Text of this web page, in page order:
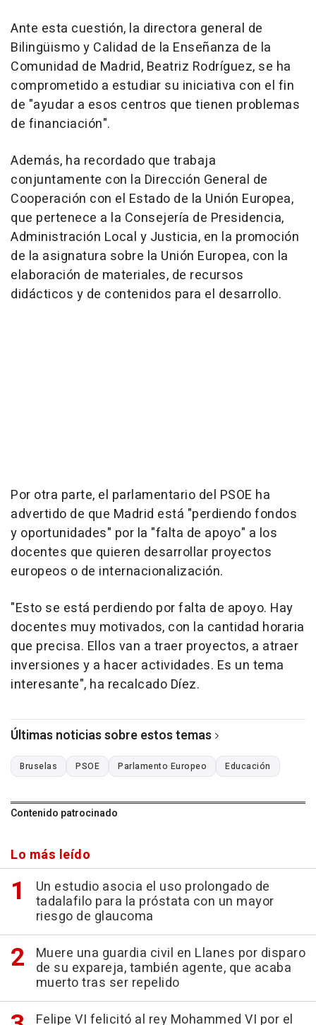
Ante esta cuestión, la directora general de
Bilingüismo y Calidad de la Enseñanza de la
Comunidad de Madrid, Beatriz Rodríguez, se ha
comprometido a estudiar su iniciativa con el fin
de "ayudar a esos centros que tienen problemas
de financiación".
Además, ha recordado que trabaja
conjuntamente con la Dirección General de
Cooperación con el Estado de la Unión Europea,
que pertenece a la Consejería de Presidencia,
Administración Local y Justicia, en la promoción
de la asignatura sobre la Unión Europea, con la
elaboración de materiales, de recursos
didácticos y de contenidos para el desarrollo.
Por otra parte, el parlamentario del PSOE ha
advertido de que Madrid está "perdiendo fondos
y oportunidades" por la "falta de apoyo" a los
docentes que quieren desarrollar proyectos
europeos o de internacionalización.
"Esto se está perdiendo por falta de apoyo. Hay
docentes muy motivados, con la cantidad horaria
que precisa. Ellos van a traer proyectos, a atraer
inversiones y a hacer actividades. Es un tema
interesante", ha recalcado Díez.
Últimas noticias sobre estos temas
Bruselas PSOE Parlamento Europeo Educación
Contenido patrocinado
Lo más leído
Un estudio asocia el uso prolongado de
tadalafilo para la próstata con un mayor
riesgo de glaucoma
Muere una guardia civil en Llanes por disparo
de su expareja, también agente, que acaba
muerto tras ser repelido
Felipe VI felicitó al rey Mohammed VI por el